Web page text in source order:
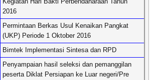
2016
Permintaan Berkas Usul Kenaikan Pangkat
(UKP) Periode 1 Oktober 2016
Bimtek Implementasi Sintesa dan RPD
Penyampaian hasil seleksi dan pemanggilan
peserta Diklat Persiapan ke Luar negeri/Pre